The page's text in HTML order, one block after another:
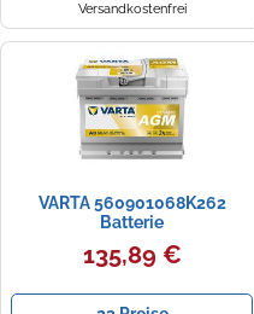
Versandkostenfrei
VARTA 560901068K262
Batterie
135,89 €